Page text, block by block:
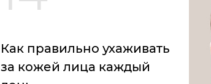
Как правильно ухаживать
за кожей лица каждый